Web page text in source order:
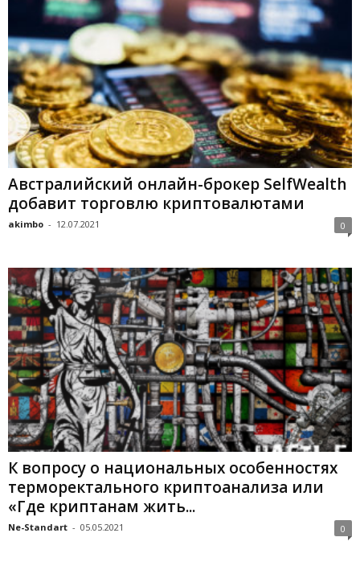
Австралийский онлайн-брокер SelfWealth
добавит торговлю криптовалютами
akimbo - 12.07.2021 0
К вопросу о национальных особенностях
терморектального криптоанализа или
«Где криптанам жить...
Ne-Standart - 05.05.2021 0